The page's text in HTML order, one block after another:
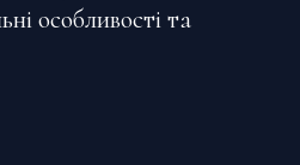
особливості та